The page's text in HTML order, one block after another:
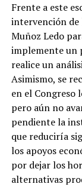
Frente a este
intervención de
Muñoz Ledo
implemente un
realice un
Asimismo, se
en el Congreso
pero aún no
pendiente la
que reduciría
los apoyos
por dejar los
alternativas